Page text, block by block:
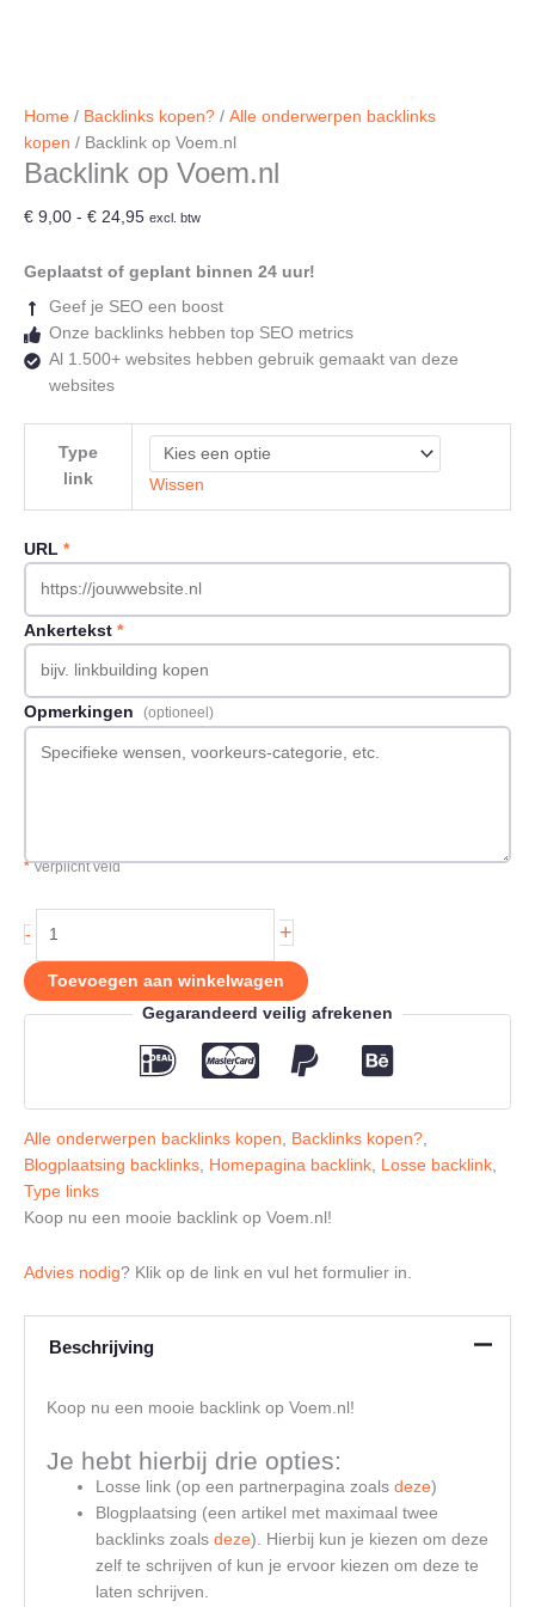
Home / Backlinks kopen? / Alle onderwerpen backlinks
kopen / Backlink op Voem.nl
Backlink op Voem.nl
€ 9,00 - € 24,95Prijsklasse:
tot
excl. btw
Geplaatst of geplant binnen 24 uur!
Geef je SEO een boost
Onze backlinks hebben top SEO metrics
Al 1.500+ websites hebben gebruik gemaakt van deze
websites
Type
link
Wissen
URL *
Ankertekst *
Opmerkingen (optioneel)
*Verplicht veld
-
Voem.nl
aantal
+
Toevoegen aan winkelwagen
Gegarandeerd veilig afrekenen
Alle onderwerpen backlinks kopen Backlinks kopen?
Blogplaatsing backlinks
Homepagina backlink Losse backlink
Type links
Koop nu een mooie backlink op Voem.nl!
Advies nodig? Klik op de link en vul het formulier in.
Beschrijving
Koop nu een mooie backlink op Voem.nl!
Je hebt hierbij drie opties:
Losse link (op een partnerpagina zoals deze)
Blogplaatsing (een artikel met maximaal twee
backlinks zoals deze). Hierbij kun je kiezen om deze
zelf te schrijven of kun je ervoor kiezen om deze te
laten schrijven.